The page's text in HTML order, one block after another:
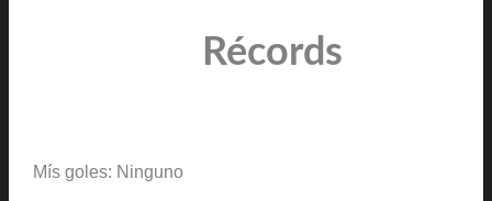
Récords
Mís goles: Ninguno